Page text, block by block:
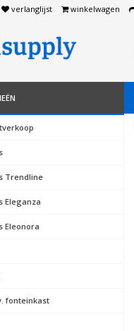
verlanglijst winkelwagen
Trendline
Eleganza
Eleonora
fonteinkast